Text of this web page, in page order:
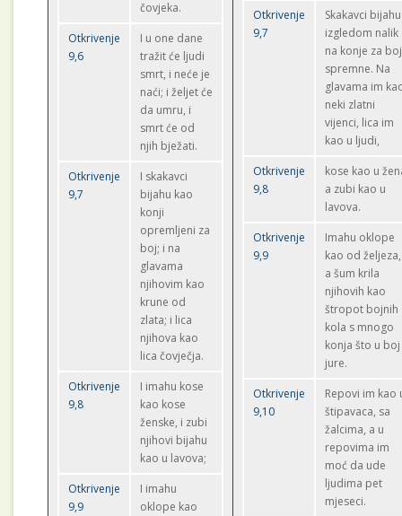
čovjeka.
Otkrivenje
9,6
I u one dane
tražit će ljudi
smrt, i neće je
naći; i željet će
da umru, i
smrt će od
njih bježati.
Otkrivenje
9,7
I skakavci
bijahu kao
konji
opremljeni za
boj; i na
glavama
njihovim kao
krune od
zlata; i lica
njihova kao
lica čovječja.
Otkrivenje
9,8
I imahu kose
kao kose
ženske, i zubi
njihovi bijahu
kao u lavova;
Otkrivenje
9,9
I imahu
oklope kao
Otkrivenje
9,7
Skakavci bijahu
izgledom nalik
na konje za boj
spremne. Na
glavama im
neki zlatni
vijenci, lica im
kao u ljudi,
Otkrivenje
9,8
kose kao u
a zubi kao u
lavova.
Otkrivenje
9,9
Imahu oklope
kao od željeza,
a šum krila
njihovih kao
štropot bojnih
kola s mnogo
konja što u boj
jure.
Otkrivenje
9,10
Repovi im kao
štipavaca, sa
žalcima, a u
repovima im
moć da ude
ljudima pet
mjeseci.